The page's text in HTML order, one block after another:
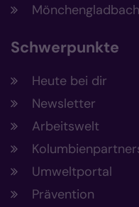
Mönchengladbach
Schwerpunkte
Heute bei dir
Newsletter
Arbeitswelt
Umweltportal
Prävention